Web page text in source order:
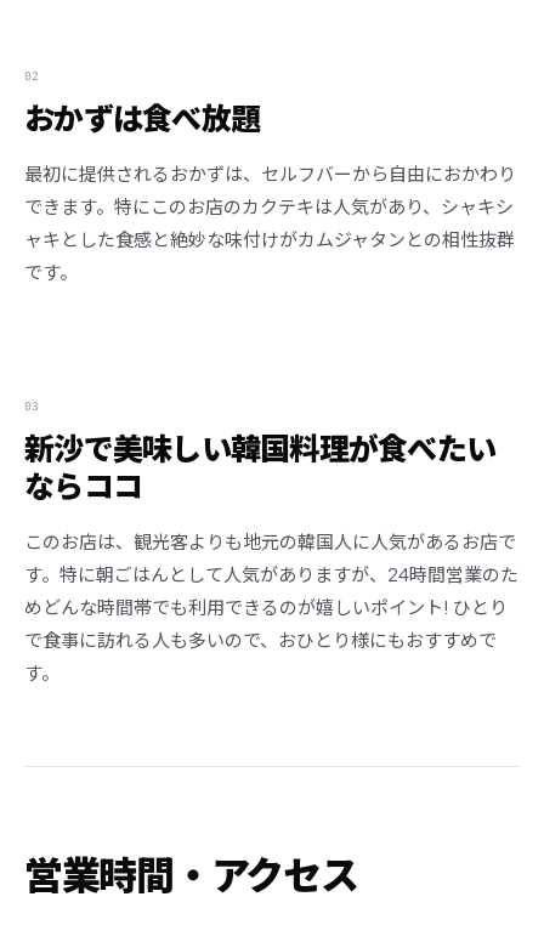
02
おかずは食べ放題
最初に提供されるおかずは、セルフバーから自由におかわり
できます。特にこのお店のカクテキは人気があり、シャキシ
ャキとした食感と絶妙な味付けがカムジャタンとの相性抜群
です。
03
新沙で美味しい韓国料理が食べたい
ならココ
このお店は、観光客よりも地元の韓国人に人気があるお店で
す。特に朝ごはんとして人気がありますが、24時間営業のた
めどんな時間帯でも利用できるのが嬉しいポイント! ひとり
で食事に訪れる人も多いので、おひとり様にもおすすめで
す。
営業時間・アクセス